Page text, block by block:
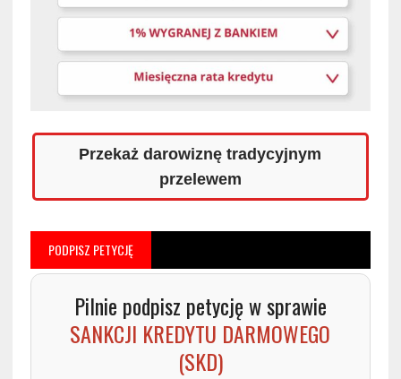
Przekaż darowiznę tradycyjnym
przelewem
PODPISZ PETYCJĘ
Pilnie podpisz petycję w sprawie
SANKCJI KREDYTU DARMOWEGO
(SKD)